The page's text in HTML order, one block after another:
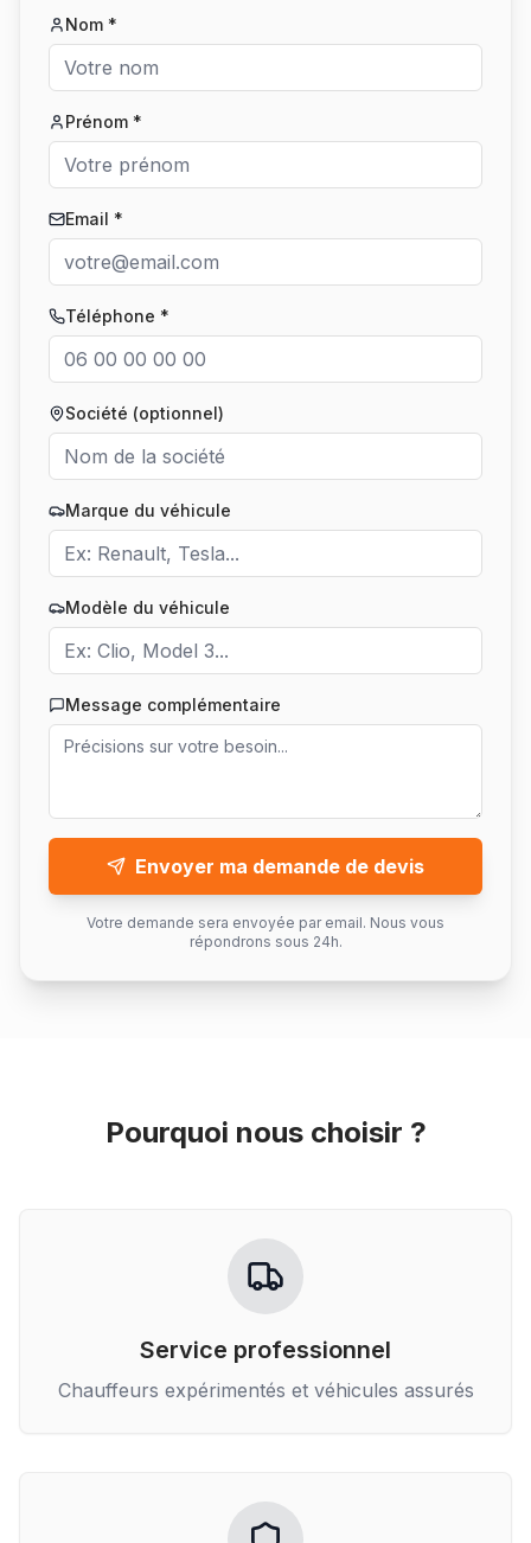
Nom *
Prénom *
Email *
Téléphone *
Société (optionnel)
Marque du véhicule
Modèle du véhicule
Message complémentaire
Envoyer ma demande de devis
Votre demande sera envoyée par email. Nous vous
répondrons sous 24h.
Pourquoi nous choisir ?
Service professionnel
Chauffeurs expérimentés et véhicules assurés